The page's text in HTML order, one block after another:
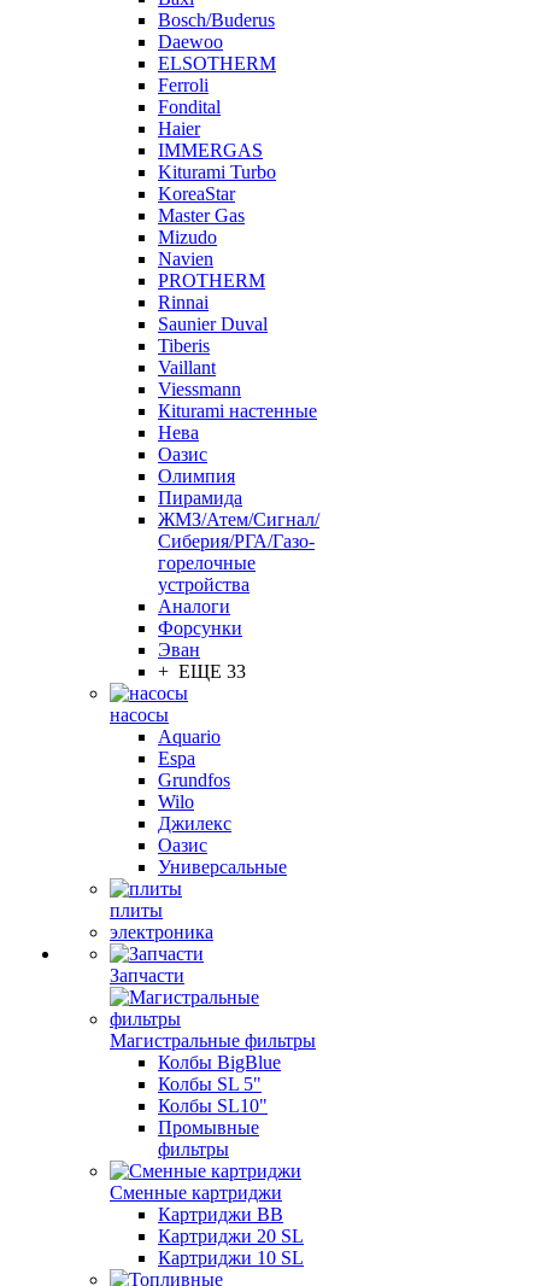
Bosch/Buderus
Daewoo
ELSOTHERM
Ferroli
Fondital
Haier
IMMERGAS
Kiturami Turbo
KoreaStar
Master Gas
Mizudo
Navien
PROTHERM
Rinnai
Saunier Duval
Tiberis
Vaillant
Viessmann
Кiturami настенные
Нева
Оазис
Олимпия
Пирамида
ЖМЗ/Атем/Сигнал/
Сиберия/РГА/Газо-
горелочные
устройства
Aналоги
Форсунки
Эван
+ ЕЩЕ 33
насосы
Aquario
Espa
Grundfos
Wilo
Джилекс
Оазис
Универсальные
плиты
электроника
Запчасти
Магистральные фильтры
Колбы BigBlue
Колбы SL 5"
Колбы SL10"
Промывные
фильтры
Сменные картриджи
Картриджи BB
Картриджи 20 SL
Картриджи 10 SL